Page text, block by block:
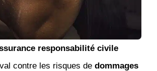
responsabilité civile
contre les risques de dommages